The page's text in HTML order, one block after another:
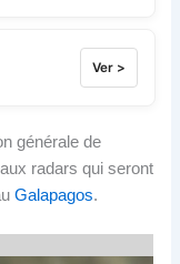
Ver >
générale de
radars qui seront
Galapagos.